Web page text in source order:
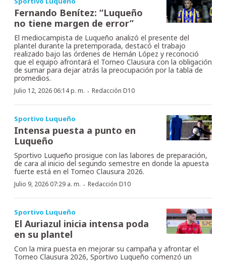
Fernando Benítez: “Luqueño
no tiene margen de error”
El mediocampista de Luqueño analizó el presente del
plantel durante la pretemporada, destacó el trabajo
realizado bajo las órdenes de Hernán López y reconoció
que el equipo afrontará el Torneo Clausura con la obligación
de sumar para dejar atrás la preocupación por la tabla de
promedios.
Julio 12, 2026 06:14 p. m. · Redacción D10
Sportivo Luqueño
Intensa puesta a punto en
Luqueño
Sportivo Luqueño prosigue con las labores de preparación,
de cara al inicio del segundo semestre en donde la apuesta
fuerte está en el Torneo Clausura 2026.
Julio 9, 2026 07:29 a. m. · Redacción D10
Sportivo Luqueño
El Auriazul inicia intensa poda
en su plantel
Con la mira puesta en mejorar su campaña y afrontar el
Torneo Clausura 2026, Sportivo Luqueño comenzó un